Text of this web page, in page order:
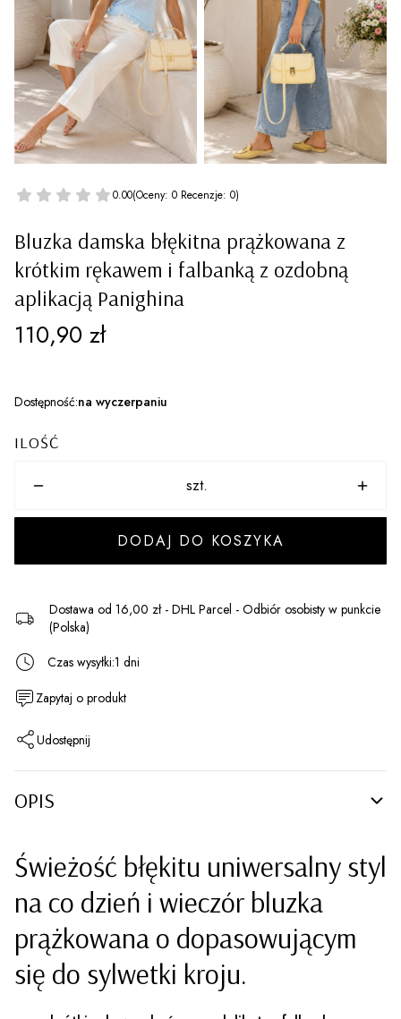
0.00(Oceny: 0 Recenzje: 0)
Bluzka damska błękitna prążkowana z
krótkim rękawem i falbanką z ozdobną
aplikacją Panighina
Cena
110,90 zł
Dostępność:na wyczerpaniu
ILOŚĆ
szt.
DODAJ DO KOSZYKA
Dostawa od 16,00 zł - DHL Parcel - Odbiór osobisty w punkcie
(Polska)
Czas wysyłki:1 dni
Zapytaj o produkt
Udostępnij
OPIS
Świeżość błękitu uniwersalny styl
na co dzień i wieczór bluzka
prążkowana o dopasowującym
się do sylwetki kroju.